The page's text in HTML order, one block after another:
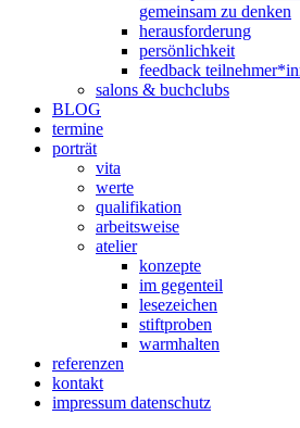
gemeinsam zu denken
herausforderung
persönlichkeit
feedback
salons & buchclubs
BLOG
termine
porträt
vita
werte
qualifikation
arbeitsweise
atelier
konzepte
im gegenteil
lesezeichen
stiftproben
warmhalten
referenzen
kontakt
impressum datenschutz